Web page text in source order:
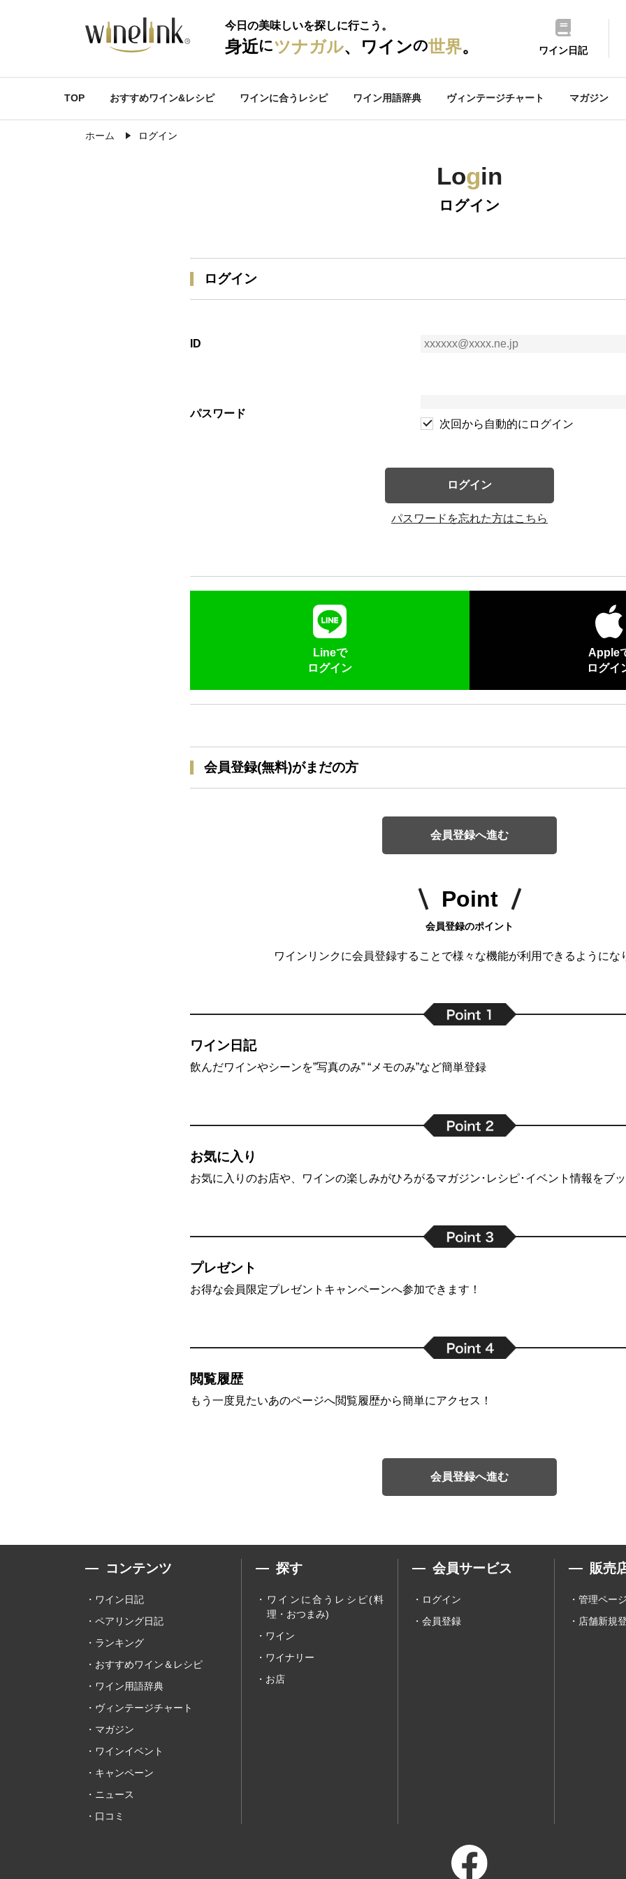
今日の美味しいを探しに行こう。
身近にツナガル、ワインの世界。 ワイン日記
TOP おすすめワイン&レシピ ワインに合うレシピ ワイン用語辞典 ヴィンテージチャート マガジン
ホーム ログイン
Login
ログイン
ログイン
ID
パスワード
次回から自動的にログイン
ログイン
パスワードを忘れた方はこちら
Lineで
ログイン
Apple
ログイ
会員登録(無料)がまだの方
会員登録へ進む
Point
会員登録のポイント
ワインリンクに会員登録することで様々な機能が利用できるようにな
ワイン日記
飲んだワインやシーンを”写真のみ” “メモのみ”など簡単登録
お気に入り
お気に入りのお店や、ワインの楽しみがひろがるマガジン･レシピ･イベント情報をブ
プレゼント
お得な会員限定プレゼントキャンペーンへ参加できます！
閲覧履歴
もう一度見たいあのページへ閲覧履歴から簡単にアクセス！
会員登録へ進む
コンテンツ
ワイン日記
ペアリング日記
ランキング
おすすめワイン＆レシピ
ワイン用語辞典
ヴィンテージチャート
マガジン
ワインイベント
キャンペーン
ニュース
口コミ
探す
ワインに合うレシピ(料
理・おつまみ)
ワイン
ワイナリー
お店
会員サービス
ログイン
会員登録
販売
管理ペー
店舗新規